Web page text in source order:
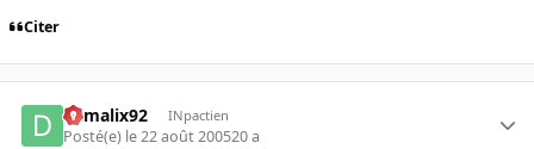
Citer
damalix92 INpactien
Posté(e) le 22 août 200520 a